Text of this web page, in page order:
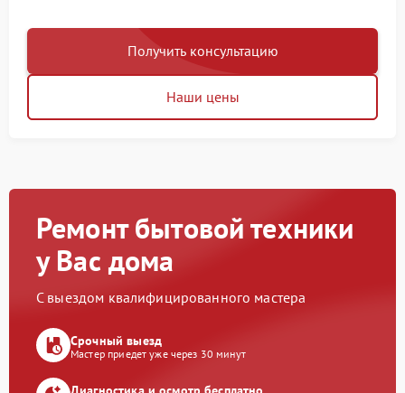
Получить консультацию
Наши цены
Ремонт бытовой техники
у Вас дома
С выездом квалифицированного мастера
Срочный выезд
Мастер приедет уже через 30 минут